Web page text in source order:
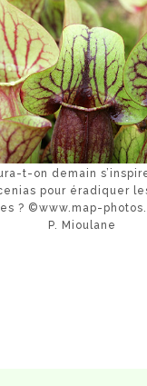
t-on demain
pour éradiquer
? ©www.map-
P. Mioulane